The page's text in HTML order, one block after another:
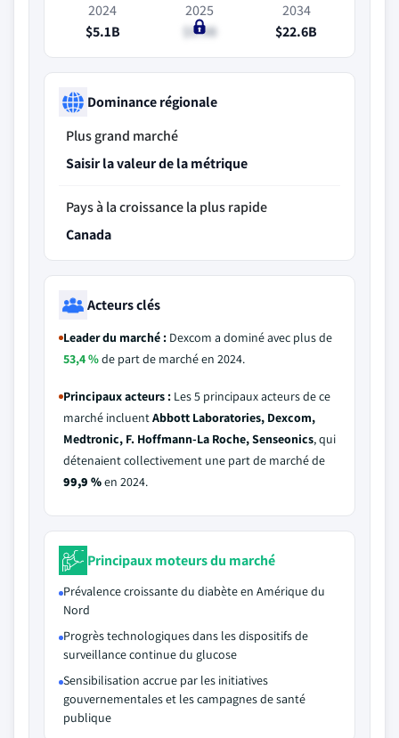
2024
$5.1B
2025
$5.9B
2034
$22.6B
Dominance régionale
Plus grand marché
Saisir la valeur de la métrique
Pays à la croissance la plus rapide
Canada
Acteurs clés
Leader du marché : Dexcom a dominé avec plus de
53,4 %de part de marché en 2024.
Principaux acteurs : Les 5 principaux acteurs de ce
marché incluentAbbott Laboratories, Dexcom,
Medtronic, F. Hoffmann-La Roche, Senseonics, qui
détenaient collectivement une part de marché de
99,9 %en 2024.
Principaux moteurs du marché
Prévalence croissante du diabète en Amérique du
Nord
Progrès technologiques dans les dispositifs de
surveillance continue du glucose
Sensibilisation accrue par les initiatives
gouvernementales et les campagnes de santé
publique